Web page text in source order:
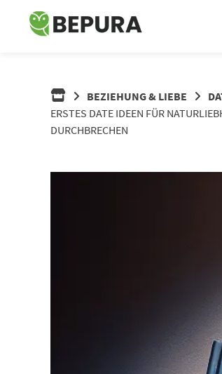
Springe
BEZIEHUNG & LIEBE
ERSTES DATE IDEEN FÜR
URCHBRECHEN